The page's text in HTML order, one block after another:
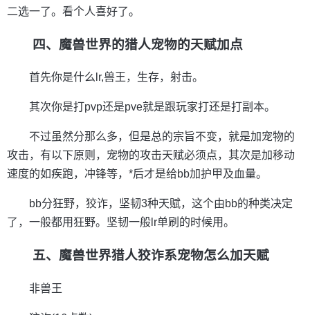
二选一了。看个人喜好了。
四、魔兽世界的猎人宠物的天赋加点
首先你是什么lr,兽王，生存，射击。
其次你是打pvp还是pve就是跟玩家打还是打副本。
不过虽然分那么多，但是总的宗旨不变，就是加宠物的
攻击，有以下原则，宠物的攻击天赋必须点，其次是加移动
速度的如疾跑，冲锋等，*后才是给bb加护甲及血量。
bb分狂野，狡诈，坚韧3种天赋，这个由bb的种类决定
了，一般都用狂野。坚韧一般lr单刷的时候用。
五、魔兽世界猎人狡诈系宠物怎么加天赋
非兽王